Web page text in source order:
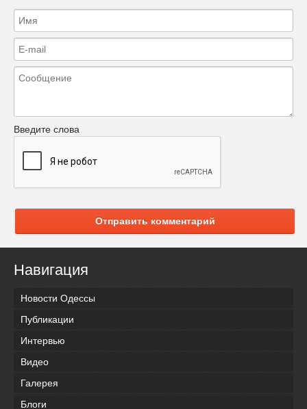
Введите слова
Отправить комментарий
Навигация
Новости Одессы
Публикации
Интервью
Видео
Галерея
Блоги